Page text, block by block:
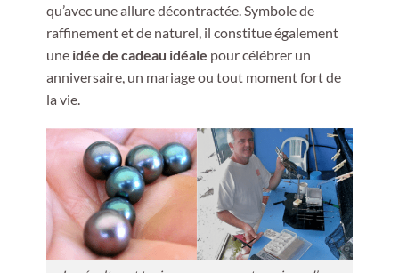
qu’avec une allure décontractée. Symbole de
raffinement et de naturel, il constitue également
une idée de cadeau idéale pour célébrer un
anniversaire, un mariage ou tout moment fort de
la vie.